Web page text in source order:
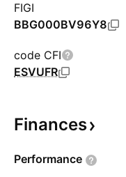
FIGI
BBG000BV96Y8
code CFI
ESVUFR
Finances
Performance